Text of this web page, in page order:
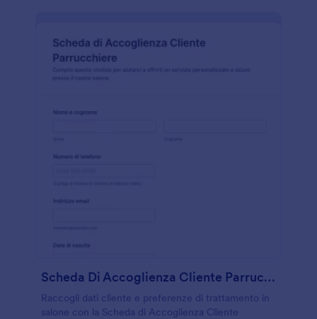
Scheda Di Accoglienza Cliente Parrucchiere
Raccogli dati cliente e preferenze di trattamento in
salone con la Scheda di Accoglienza Cliente